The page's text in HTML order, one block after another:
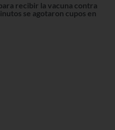
recibir la vacuna contra
se agotaron cupos en